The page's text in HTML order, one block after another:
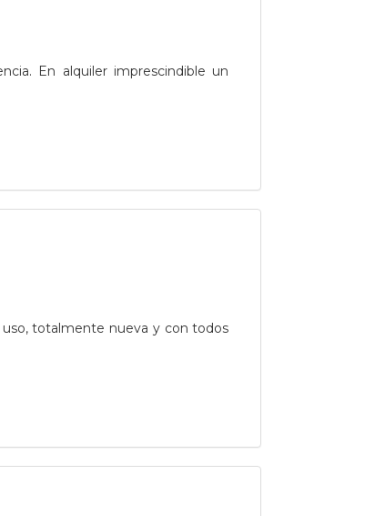
En alquiler imprescindible un
totalmente nueva y con todos